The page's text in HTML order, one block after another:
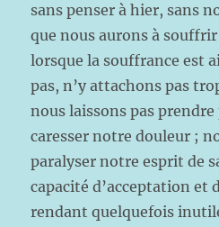
sans penser à hier, sans
que nous aurons à
lorsque la souffrance est
pas, n’y attachons pas
nous laissons pas
caresser notre douleur ;
paralyser notre esprit de
capacité d’acceptation et
rendant quelquefois